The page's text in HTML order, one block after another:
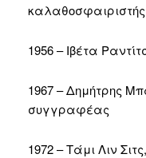
καλαθοσφαιριστής
1956 – Ιβέτα
1967 – Δημήτρης
συγγραφέας
1972 – Τάμι Λιν